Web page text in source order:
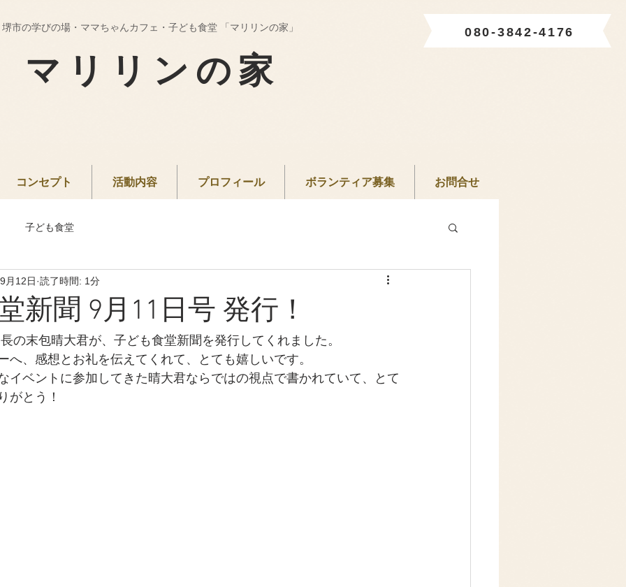
080-3842-4176
堺市の学びの場・ママちゃんカフェ・子ども食堂 「マリリンの家」
マリリンの家
コンセプト 活動内容 プロフィール ボランティア募集 お問合せ
子ども食堂
新聞 9月11日号 発行！
月12日 読了時間: 1分
の末包晴大君が、子ども食堂新聞を発行してくれました。
へ、感想とお礼を伝えてくれて、とても嬉しいです。
イベントに参加してきた晴大君ならではの視点で書かれていて、とて
がとう！